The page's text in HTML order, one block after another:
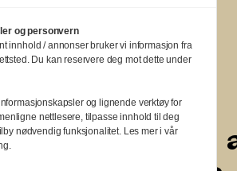
MUSIKKMAGASIN
aa
aa
aa
og personvern
innhold / annonser bruker vi informasjon fra
Du kan reservere deg mot dette under
og lignende verktøy for
nettlesere, tilpasse innhold til deg
nødvendig funksjonalitet. Les mer i vår